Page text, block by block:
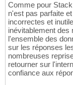
Comme pour
n'est pas parfaite
incorrectes et
inévitablement
l'ensemble des
sur les réponses
nombreuses
retourner sur
confiance aux